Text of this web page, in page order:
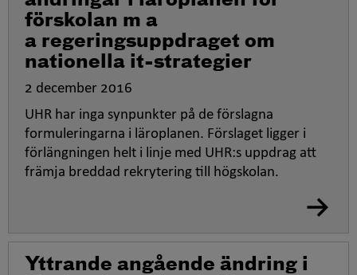
förskolan m a
a regeringsuppdraget om
nationella it-strategier
2 december 2016
UHR har inga synpunkter på de förslagna
formuleringarna i läroplanen. Förslaget ligger i
förlängningen helt i linje med UHR:s uppdrag att
främja breddad rekrytering till högskolan.
Yttrande angående ändring i